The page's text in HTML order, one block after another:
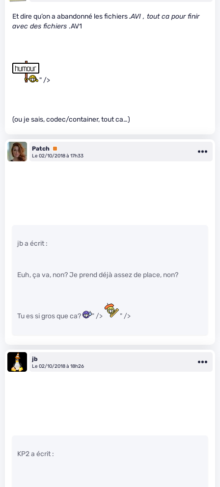
Et dire qu’on a abandonné les fichiers.AVI , tout ca pour finir
avec des fichiers .AV1
" />
(ou je sais, codec/container, tout ca…)
Patch Premium
Le 02/10/2018 à 17h33
jb a écrit :
Euh, ça va, non? Je prend déjà assez de place, non?
Tu es si gros que ca? " /> " />
jb
Le 02/10/2018 à 18h26
KP2 a écrit :